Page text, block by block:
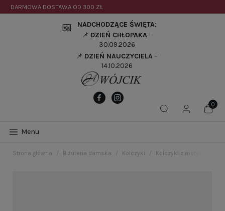
DARMOWA DOSTAWA OD 300 ZŁ
📅
NADCHODZĄCE ŚWIĘTA:
📌 DZIEŃ CHŁOPAKA–
30.09.2026
📌 DZIEŃ NAUCZYCIELA–
14.10.2026
Menu
Strona główna Biżuteria damska Kolczyki Kolczyki z motywem